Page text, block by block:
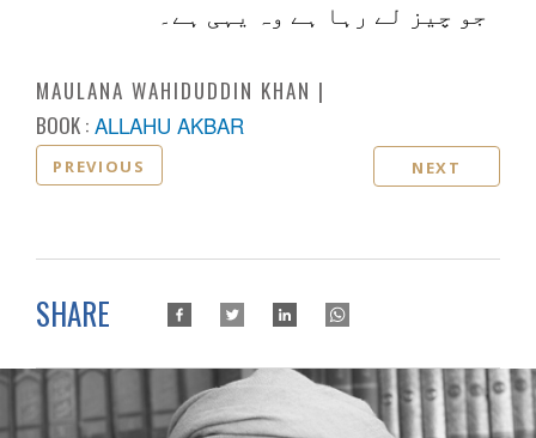
جو چیز لے رہا ہے وہ یہی ہے۔
MAULANA WAHIDUDDIN KHAN
BOOK : ALLAHU AKBAR
PREVIOUS NEXT
SHARE